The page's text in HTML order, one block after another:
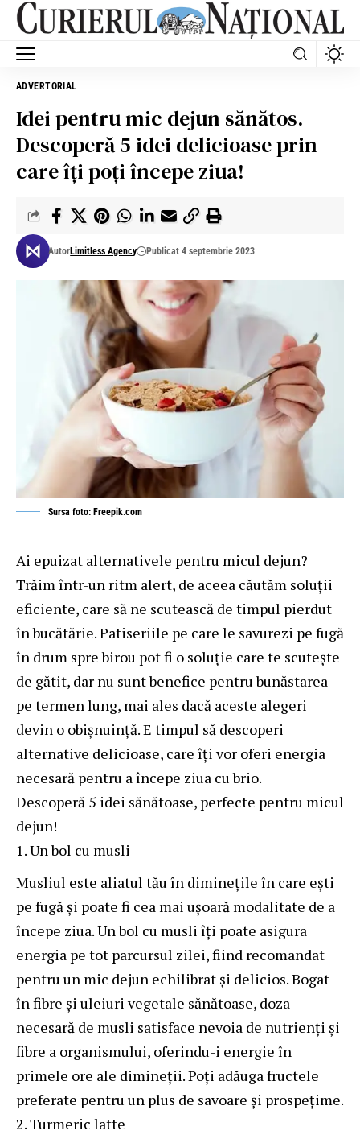
ADVERTORIAL
Idei pentru mic dejun sănătos.
Descoperă 5 idei delicioase prin
care îți poți începe ziua!
AutorLimitless Agency Publicat 4 septembrie 2023
Sursa foto: Freepik.com
Ai epuizat alternativele pentru micul dejun?
Trăim într-un ritm alert, de aceea căutăm soluții
eficiente, care să ne scutească de timpul pierdut
în bucătărie. Patiseriile pe care le savurezi pe fugă
în drum spre birou pot fi o soluție care te scutește
de gătit, dar nu sunt benefice pentru bunăstarea
pe termen lung, mai ales dacă aceste alegeri
devin o obișnuință. E timpul să descoperi
alternative delicioase, care îți vor oferi energia
necesară pentru a începe ziua cu brio.
Descoperă 5 idei sănătoase, perfecte pentru micul
dejun!
Un bol cu musli
Musliul este aliatul tău în diminețile în care ești
pe fugă și poate fi cea mai ușoară modalitate de a
începe ziua. Un bol cu musli îți poate asigura
energia pe tot parcursul zilei, fiind recomandat
pentru un mic dejun echilibrat și delicios. Bogat
în fibre și uleiuri vegetale sănătoase, doza
necesară de musli satisface nevoia de nutrienți și
fibre a organismului, oferindu-i energie în
primele ore ale dimineții. Poți adăuga fructele
preferate pentru un plus de savoare și prospețime.
Turmeric latte